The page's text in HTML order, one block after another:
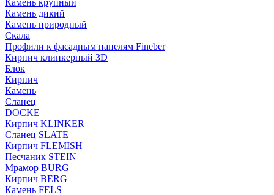
Камень крупный
Камень дикий
Камень природный
Скала
Профили к фасадным панелям Fineber
Кирпич клинкерный 3D
Блок
Кирпич
Камень
Сланец
DOCKE
Кирпич KLINKER
Сланец SLATE
Кирпич FLEMISH
Пес­ча­ник STEIN
Мрамор BURG
Кирпич BERG
Камень FELS